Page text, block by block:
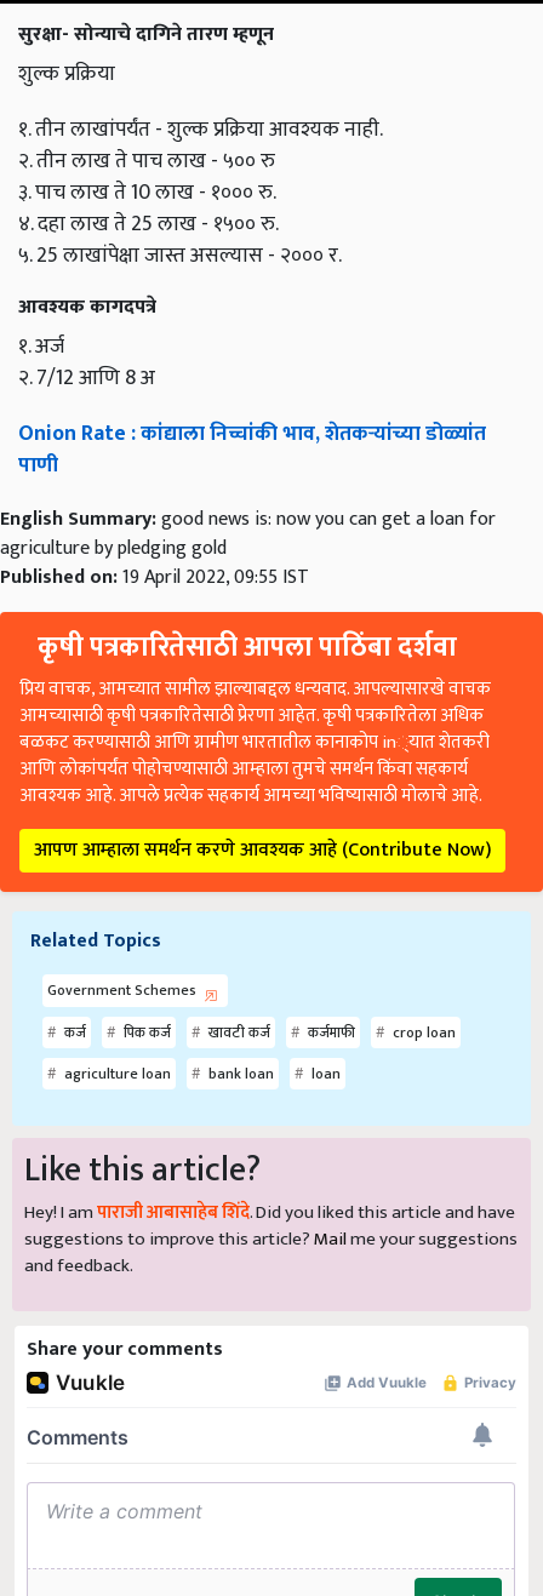
सुरक्षा- सोन्याचे दागिने तारण म्हणून
शुल्क प्रक्रिया
१. तीन लाखांपर्यंत - शुल्क प्रक्रिया आवश्यक नाही.
२. तीन लाख ते पाच लाख - ५०० रु
३. पाच लाख ते 10 लाख - १००० रु.
४. दहा लाख ते 25 लाख - १५०० रु.
५. 25 लाखांपेक्षा जास्त असल्यास - २००० र.
आवश्यक कागदपत्रे
१. अर्ज
२. 7/12 आणि 8 अ
Onion Rate : कांद्याला निच्चांकी भाव, शेतकऱ्यांच्या डोळ्यांत
पाणी
English Summary:good news is: now you can get a loan for
agriculture by pledging gold
Published on:19 April 2022, 09:55 IST
कृषी पत्रकारितेसाठी आपला पाठिंबा दर्शवा
प्रिय वाचक, आमच्यात सामील झाल्याबद्दल धन्यवाद. आपल्यासारखे वाचक
आमच्यासाठी कृषी पत्रकारितेसाठी प्रेरणा आहेत. कृषी पत्रकारितेला अधिक
बळकट करण्यासाठी आणि ग्रामीण भारतातील कानाकोप in्यात शेतकरी
आणि लोकांपर्यंत पोहोचण्यासाठी आम्हाला तुमचे समर्थन किंवा सहकार्य
आवश्यक आहे. आपले प्रत्येक सहकार्य आमच्या भविष्यासाठी मोलाचे आहे.
आपण आम्हाला समर्थन करणे आवश्यक आहे (Contribute Now)
Related Topics
Government Schemes
कर्ज
पिक कर्ज खावटी कर्ज कर्जमाफी
crop loan
agriculture loan
bank loan loan
Like this article?
Hey! I amपाराजी आबासाहेब शिंदे. Did you liked this article and have
suggestions to improve this article?Mailme your suggestions
and feedback.
Share your comments